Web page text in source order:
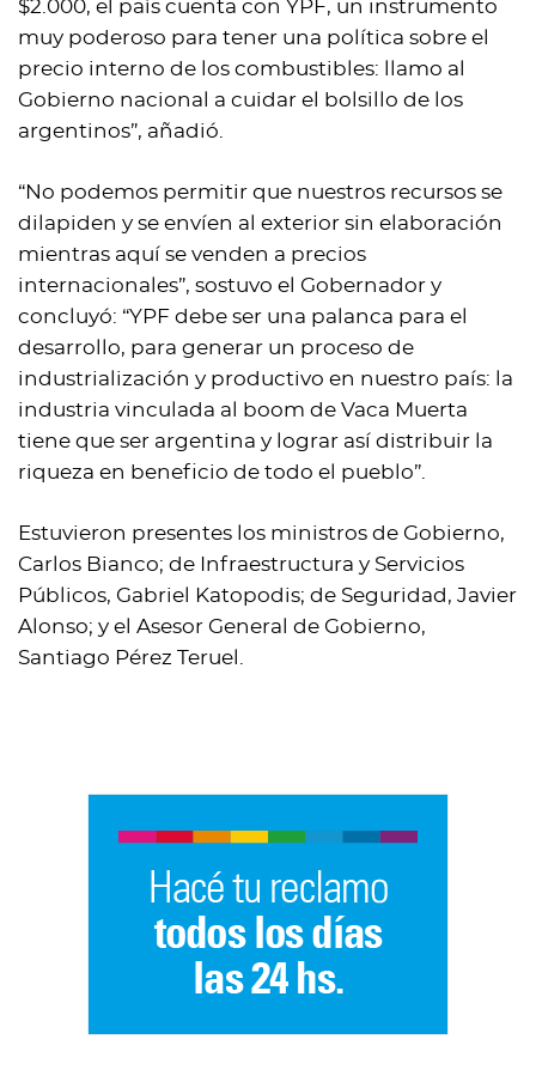
$2.000, el país cuenta con YPF, un instrumento
muy poderoso para tener una política sobre el
precio interno de los combustibles: llamo al
Gobierno nacional a cuidar el bolsillo de los
argentinos”, añadió.
“No podemos permitir que nuestros recursos se
dilapiden y se envíen al exterior sin elaboración
mientras aquí se venden a precios
internacionales”, sostuvo el Gobernador y
concluyó: “YPF debe ser una palanca para el
desarrollo, para generar un proceso de
industrialización y productivo en nuestro país: la
industria vinculada al boom de Vaca Muerta
tiene que ser argentina y lograr así distribuir la
riqueza en beneficio de todo el pueblo”.
Estuvieron presentes los ministros de Gobierno,
Carlos Bianco; de Infraestructura y Servicios
Públicos, Gabriel Katopodis; de Seguridad, Javier
Alonso; y el Asesor General de Gobierno,
Santiago Pérez Teruel.